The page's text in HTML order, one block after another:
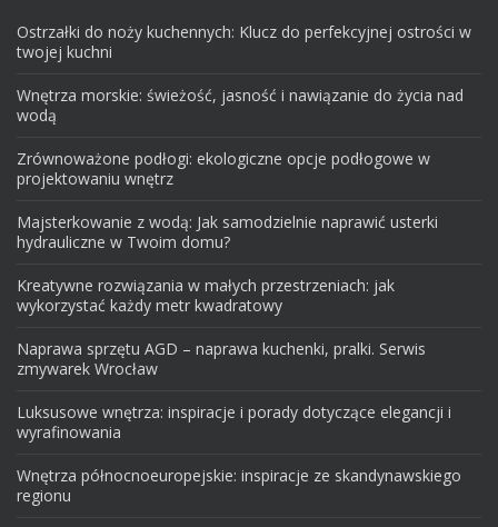
Ostrzałki do noży kuchennych: Klucz do perfekcyjnej ostrości w
twojej kuchni
Wnętrza morskie: świeżość, jasność i nawiązanie do życia nad
wodą
Zrównoważone podłogi: ekologiczne opcje podłogowe w
projektowaniu wnętrz
Majsterkowanie z wodą: Jak samodzielnie naprawić usterki
hydrauliczne w Twoim domu?
Kreatywne rozwiązania w małych przestrzeniach: jak
wykorzystać każdy metr kwadratowy
Naprawa sprzętu AGD – naprawa kuchenki, pralki. Serwis
zmywarek Wrocław
Luksusowe wnętrza: inspiracje i porady dotyczące elegancji i
wyrafinowania
Wnętrza północnoeuropejskie: inspiracje ze skandynawskiego
regionu